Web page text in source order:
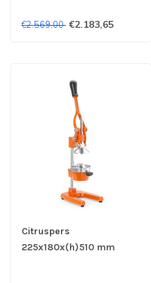
€2.569,00 €2.183,65
Citruspers
225x180x(h)510 mm